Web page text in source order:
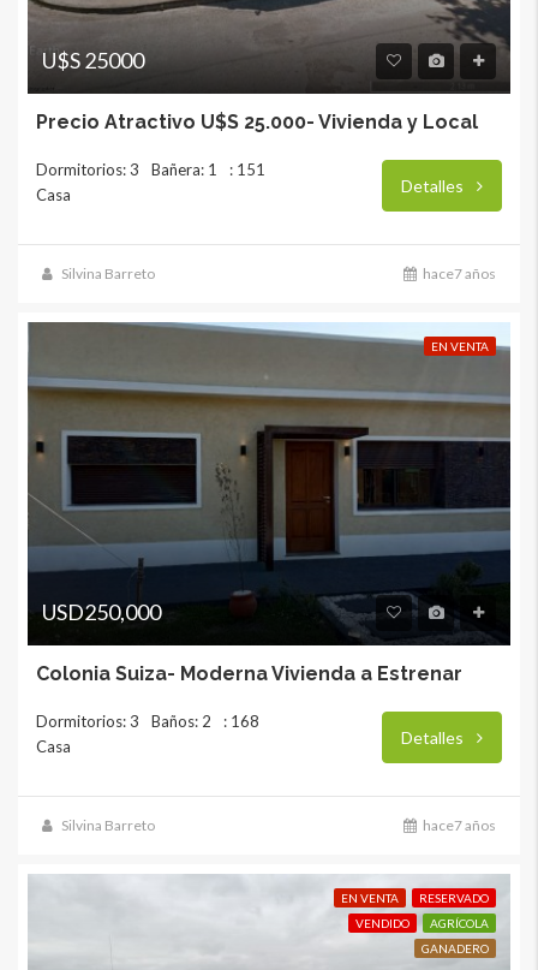
U$S 25000
Precio Atractivo U$S 25.000- Vivienda y Local
Dormitorios: 3 Bañera: 1
: 151
Casa
Detalles
Silvina Barreto hace7 años
EN VENTA
USD250,000
Colonia Suiza- Moderna Vivienda a Estrenar
Dormitorios: 3 Baños: 2
: 168
Casa
Detalles
Silvina Barreto hace7 años
EN VENTA
RESERVADO
VENDIDO
AGRÍCOLA
GANADERO